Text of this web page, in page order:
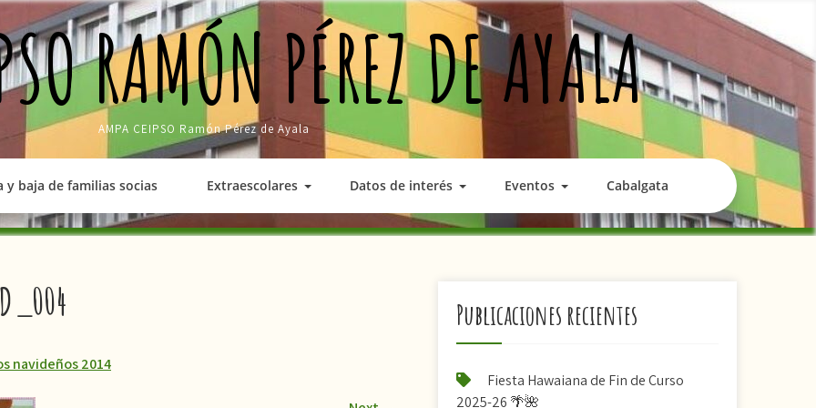
RAMÓN PÉREZ DE AYALA
AMPA CEIPSO Ramón Pérez de Ayala
y baja de familias socias Extraescolares Datos de interés Eventos Cabalgata
navideños 2014
Publicaciones recientes
Fiesta Hawaiana de Fin de Curso
2025-26 🌴🌺